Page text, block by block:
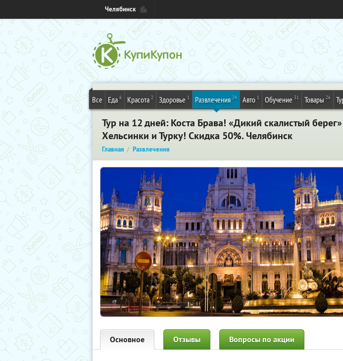
Челябинск
Все Еда 6 Красота 2 Здоровье 1 Развлечения 24 Авто 1 Обучение 31 Товары 26
Тур на 12 дней: Коста Брава! «Дикий скалистый
Хельсинки и Турку! Скидка 50%. Челябинск
Главная Развлечения
Основное Отзывы Вопросы по акции